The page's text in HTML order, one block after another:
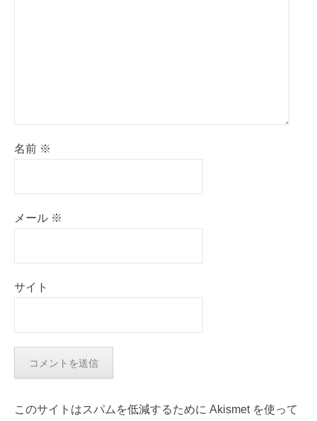
名前 ※
メール ※
サイト
このサイトはスパムを低減するために Akismet を使って